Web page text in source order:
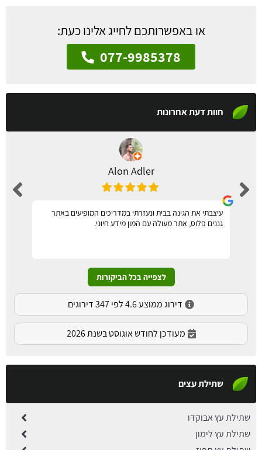
או באפשרותכם לחייג אלינו כעת:
077-9985378
חוות דעת אחרונות
Alon Adler
עיצבתי את הגינה בבית ונעזרתי במדריכים המופיעים באתר
גננים פלוס, אתר מעולה עם המון מידע חיוני.
לצפייה בכל הביקורות
דירוג ממוצע 4.6 לפי 347 דירוגים
מעודכן לחודש אוגוסט בשנת 2026
שתילת עצים
שתילת עץ אבוקדו
שתילת עץ לימון